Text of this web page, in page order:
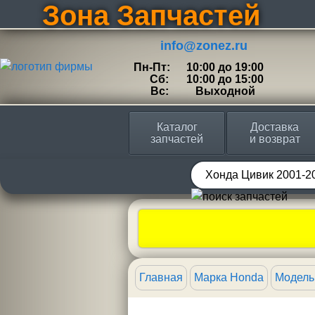
Зона Запчастей
info@zonez.ru
Пн-Пт:
Сб:
Вс:
10:00 до 19:00
10:00 до 15:00
Выходной
Каталог
запчастей
Доставка
и возврат
Главная Марка Honda